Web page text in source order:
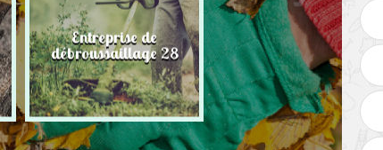
Entreprise de
débroussaillage 28
Bûcheron 28 Eure-et-
Loir